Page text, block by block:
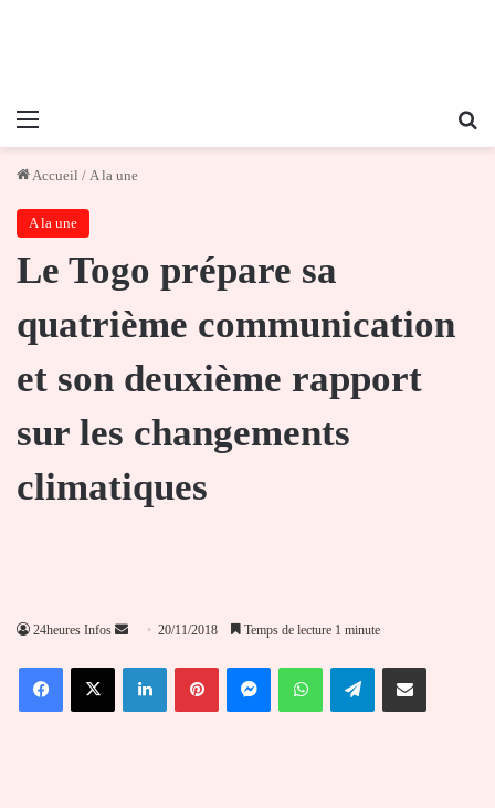
Menu
Accueil / A la une
A la une
Le Togo prépare sa
quatrième communication
et son deuxième rapport
sur les changements
climatiques
24heures Infos
Envoyer
courriel
20/11/2018 Temps de lecture 1 minute
FacebookX LinkedinPinterestMessengerWhatsAppTelegramPartager par email